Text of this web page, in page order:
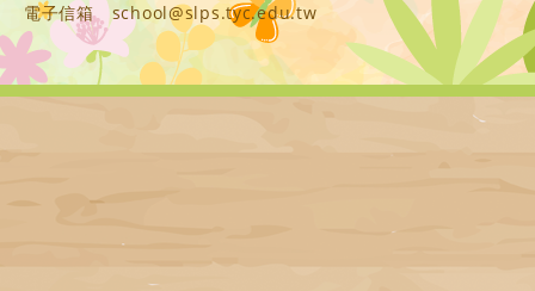
電子信箱
school@slps.tyc.edu.tw